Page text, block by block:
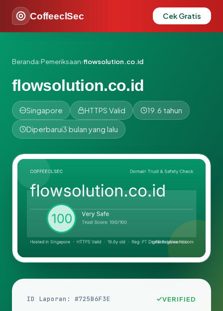
CoffeeclSec Cek Gratis
Beranda›Pemeriksaan›flowsolution.co.id
flowsolution.co.id
Singapore HTTPS Valid 19.6 tahun
Diperbarui3 bulan yang lalu
ID Laporan: #725B6F3E VERIFIED